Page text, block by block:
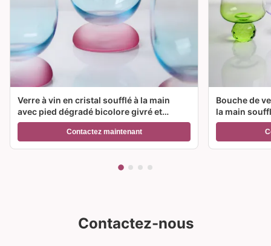
Verre à vin en cristal soufflé à la main
avec pied dégradé bicolore givré et
capacité de 300 ml pour vin, cocktail et
décoration intérieureContactez maintenant
Bouche de
la main
couleur et
Idéal pour
Contactez-nous